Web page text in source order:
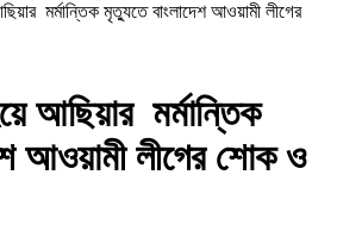
মর্মান্তিক মৃত্যুতে বাংলাদেশ আওয়ামী লীগের
আছিয়ার মর্মান্তিক
আওয়ামী লীগের শোক ও